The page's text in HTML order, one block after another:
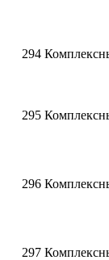
294
295
296
297